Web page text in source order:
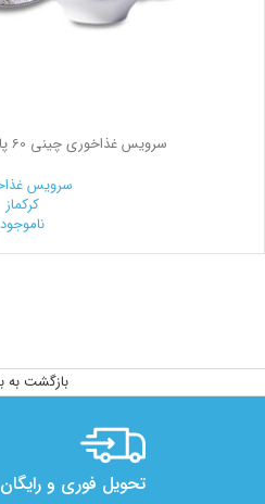
سرویس غذاخوری چینی 60 پارچه لیدیا کرکماز 8190
سرویس
کرکماز
ناموجود
بازگشت به
تحویل فوری و